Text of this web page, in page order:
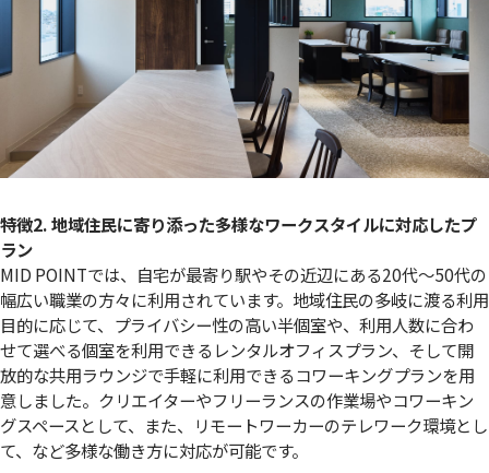
特徴2. 地域住民に寄り添った多様なワークスタイルに対応したプ
ラン
MID POINTでは、自宅が最寄り駅やその近辺にある20代～50代の
幅広い職業の方々に利用されています。地域住民の多岐に渡る利用
目的に応じて、プライバシー性の高い半個室や、利用人数に合わ
せて選べる個室を利用できるレンタルオフィスプラン、そして開
放的な共用ラウンジで手軽に利用できるコワーキングプランを用
意しました。クリエイターやフリーランスの作業場やコワーキン
グスペースとして、また、リモートワーカーのテレワーク環境とし
て、など多様な働き方に対応が可能です。